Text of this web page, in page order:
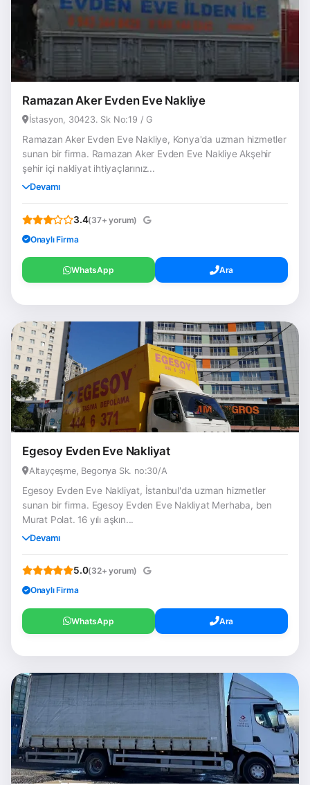
Ramazan Aker Evden Eve Nakliye
İstasyon, 30423. Sk No:19 / G
Ramazan Aker Evden Eve Nakliye, Konya'da uzman hizmetler
sunan bir firma. Ramazan Aker Evden Eve Nakliye Akşehir
şehir içi nakliyat ihtiyaçlarınız...
Devamı
3.4(37+ yorum)
Onaylı Firma
WhatsApp Ara
Egesoy Evden Eve Nakliyat
Altayçeşme, Begonya Sk. no:30/A
Egesoy Evden Eve Nakliyat, İstanbul'da uzman hizmetler
sunan bir firma. Egesoy Evden Eve Nakliyat Merhaba, ben
Murat Polat. 16 yılı aşkın...
Devamı
5.0(32+ yorum)
Onaylı Firma
WhatsApp Ara